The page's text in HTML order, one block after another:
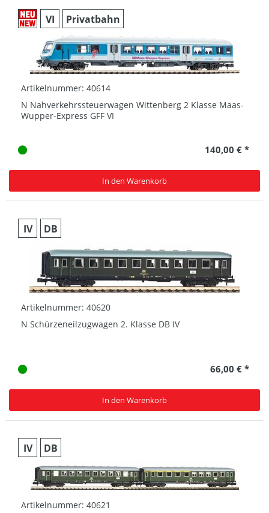
VI Privatbahn
Artikelnummer: 40614
N Nahverkehrssteuerwagen Wittenberg 2 Klasse Maas-
Wupper-Express GFF VI
140,00 € *
In den Warenkorb
IV DB
Artikelnummer: 40620
N Schürzeneilzugwagen 2. Klasse DB IV
66,00 € *
In den Warenkorb
IV DB
Artikelnummer: 40621